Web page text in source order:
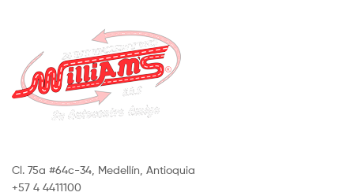
Cl. 75a #64c-34, Medellín, Antioquia
+57 4 4411100